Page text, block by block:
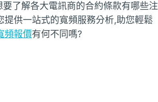
要了解各大電訊商的合約條款有哪些注
供一站式的寬頻服務分析,助您輕鬆
頻報價有何不同嗎?